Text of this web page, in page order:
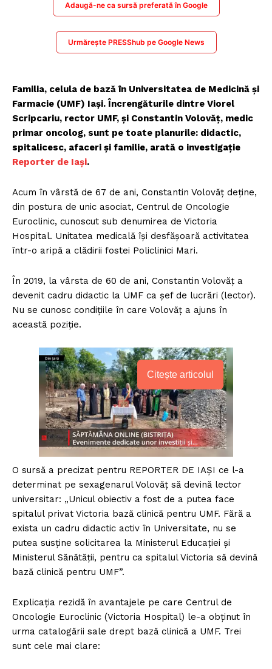
Adaugă-ne ca sursă preferată în Google
Urmărește PRESShub pe Google News
Familia, celula de bază în Universitatea de Medicină și
Farmacie (UMF) Iași. Încrengăturile dintre Viorel
Scripcariu, rector UMF, și Constantin Volovăț, medic
primar oncolog, sunt pe toate planurile: didactic,
spitalicesc, afaceri și familie, arată o investigație
Reporter de Iași.
Acum în vârstă de 67 de ani, Constantin Volovăț deține,
din postura de unic asociat, Centrul de Oncologie
Euroclinic, cunoscut sub denumirea de Victoria
Hospital. Unitatea medicală își desfășoară activitatea
într-o aripă a clădirii fostei Policlinici Mari.
În 2019, la vârsta de 60 de ani, Constantin Volovăț a
devenit cadru didactic la UMF ca șef de lucrări (lector).
Nu se cunosc condițiile în care Volovăț a ajuns în
această poziție.
Citește articolul
O sursă a precizat pentru REPORTER DE IAȘI ce l-a
determinat pe sexagenarul Volovăț să devină lector
universitar: „Unicul obiectiv a fost de a putea face
spitalul privat Victoria bază clinică pentru UMF. Fără a
exista un cadru didactic activ în Universitate, nu se
putea susține solicitarea la Ministerul Educației și
Ministerul Sănătății, pentru ca spitalul Victoria să devină
bază clinică pentru UMF”.
Explicația rezidă în avantajele pe care Centrul de
Oncologie Euroclinic (Victoria Hospital) le-a obținut în
urma catalogării sale drept bază clinică a UMF. Trei
sunt cele mai clare: